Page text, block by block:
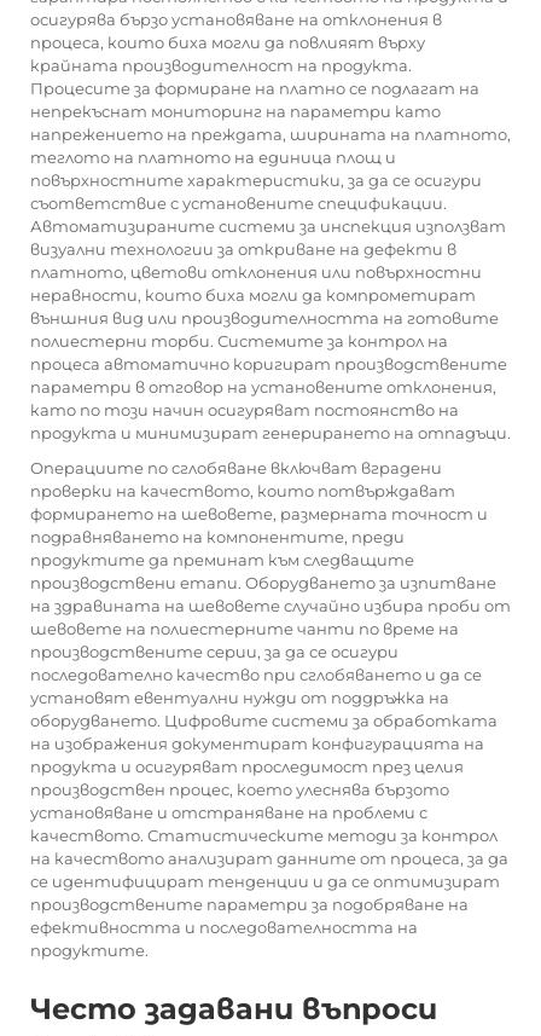
осигурява бързо установяване на отклонения в
процеса, които биха могли да повлияят върху
крайната производителност на продукта.
Процесите за формиране на платно се подлагат на
непрекъснат мониторинг на параметри като
напрежението на преждата, ширината на платното,
теглото на платното на единица площ и
повърхностните характеристики, за да се осигури
съответствие с установените спецификации.
Автоматизираните системи за инспекция използват
визуални технологии за откриване на дефекти в
платното, цветови отклонения или повърхностни
неравности, които биха могли да компрометират
външния вид или производителността на готовите
полиестерни торби. Системите за контрол на
процеса автоматично коригират производствените
параметри в отговор на установените отклонения,
като по този начин осигуряват постоянство на
продукта и минимизират генерирането на отпадъци.
Операциите по сглобяване включват вградени
проверки на качеството, които потвърждават
формирането на шевовете, размерната точност и
подравняването на компонентите, преди
продуктите да преминат към следващите
производствени етапи. Оборудването за изпитване
на здравината на шевовете случайно избира проби от
шевовете на полиестерните чанти по време на
производствените серии, за да се осигури
последователно качество при сглобяването и да се
установят евентуални нужди от поддръжка на
оборудването. Цифровите системи за обработката
на изображения документират конфигурацията на
продукта и осигуряват проследимост през целия
производствен процес, което улеснява бързото
установяване и отстраняване на проблеми с
качеството. Статистическите методи за контрол
на качеството анализират данните от процеса, за да
се идентифицират тенденции и да се оптимизират
производствените параметри за подобряване на
ефективността и последователността на
продуктите.
Често задавани въпроси